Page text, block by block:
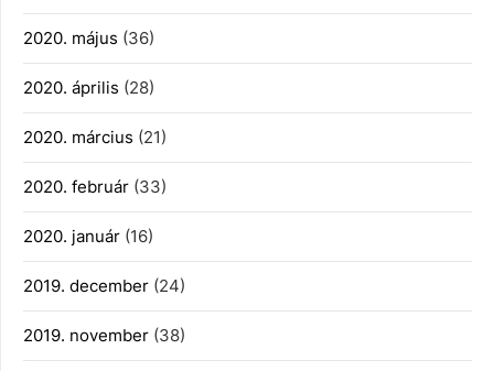
2020. május (36)
2020. április (28)
2020. március (21)
2020. február (33)
2020. január (16)
2019. december (24)
2019. november (38)